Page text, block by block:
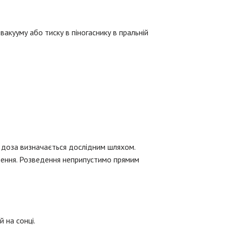
або тиску в піногаснику в пральній
визначається дослідним шляхом.
Розведення неприпустимо прямим
на сонці.